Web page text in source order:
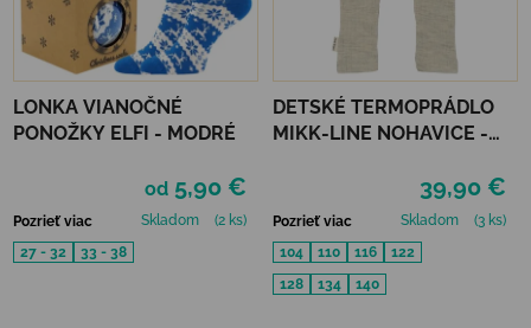
LONKA VIANOČNÉ
PONOŽKY ELFI - MODRÉ
od 5,90 €
Pozrieť viac Skladom
(2 ks)
27 - 32
33 - 38
DETSKÉ TERMOPRÁDLO
MIKK-LINE NOHAVICE -
39,90 €
Pozrieť viac Skladom
(3 ks)
104
110 116
122
128
134 140